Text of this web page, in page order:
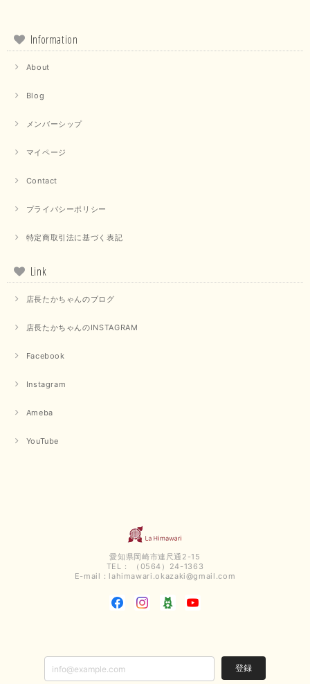
Information
About
Blog
メンバーシップ
マイページ
Contact
プライバシーポリシー
特定商取引法に基づく表記
Link
店長たかちゃんのブログ
店長たかちゃんのINSTAGRAM
Facebook
Instagram
Ameba
YouTube
愛知県岡崎市連尺通2-15
TEL： （0564）24-1363
E-mail： lahimawari.okazaki@gmail.com
登録